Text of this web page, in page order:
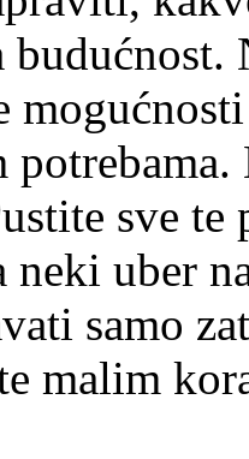
sve
neki uber
samo
malim